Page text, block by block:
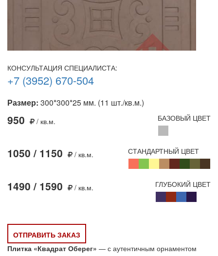
КОНСУЛЬТАЦИЯ СПЕЦИАЛИСТА:
+7 (3952) 670-504
Размер: 300*300*25 мм. (11 шт./кв.м.)
950 / кв.м. БАЗОВЫЙ ЦВЕТ
1050 / 1150 / кв.м. СТАНДАРТНЫЙ ЦВЕТ
1490 / 1590 / кв.м. ГЛУБОКИЙ ЦВЕТ
ОТПРАВИТЬ ЗАКАЗ
Плитка «Квадрат Оберег» — с аутентичным орнаментом